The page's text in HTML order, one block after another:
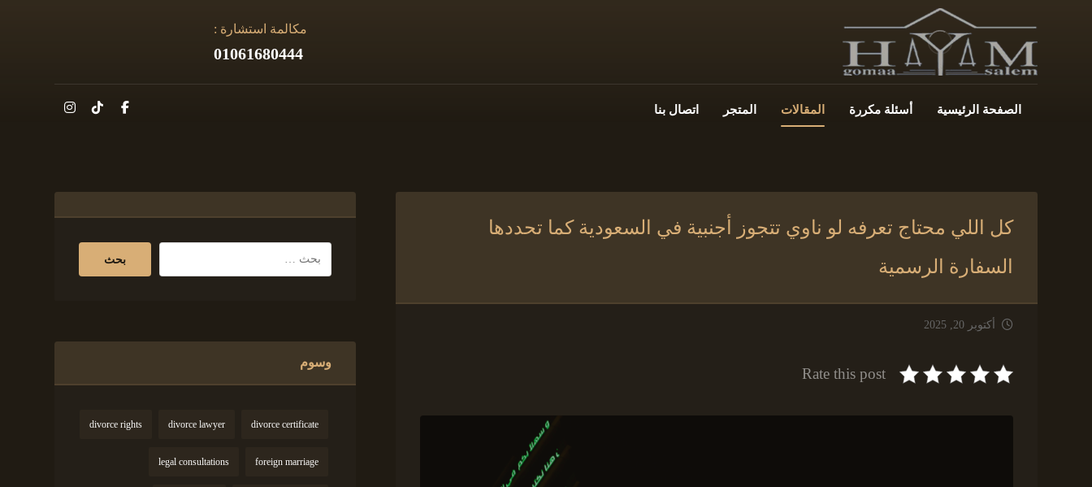
مكالمة استشارة :
01061680444
الصفحة الرئيسية أسئلة مكررة المقالات المتجر اتصال بنا
كل اللي محتاج تعرفه لو ناوي تتجوز أجنبية في السعودية كما تحددها
السفارة الرسمية
أكتوبر 20, 2025
Rate this post
وسوم
divorce certificate
divorce lawyer
divorce rights
foreign marriage
legal consultations